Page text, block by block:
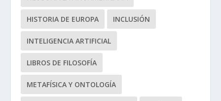
HISTORIA DE EUROPA INCLUSIÓN
INTELIGENCIA ARTIFICIAL
LIBROS DE FILOSOFÍA
METAFÍSICA Y ONTOLOGÍA